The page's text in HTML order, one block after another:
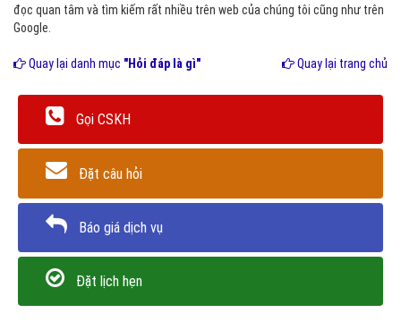
đọc quan tâm và tìm kiếm rất nhiều trên web của chúng tôi cũng như trên
Google.
Quay lại danh mục "Hỏi đáp là gì" Quay lại trang chủ
Gọi CSKH
Đặt câu hỏi
Báo giá dịch vụ
Đặt lịch hẹn